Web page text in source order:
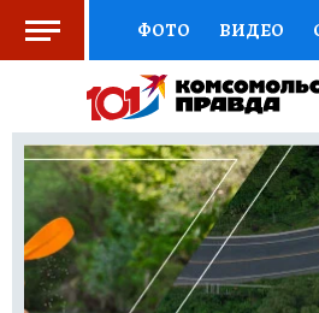
ФОТО ВИДЕО
СОЦПОДДЕРЖКА
ВЫБОР ЭКСПЕРТОВ
КНИЖНАЯ ПОЛКА
ПРЕСС-ЦЕНТР